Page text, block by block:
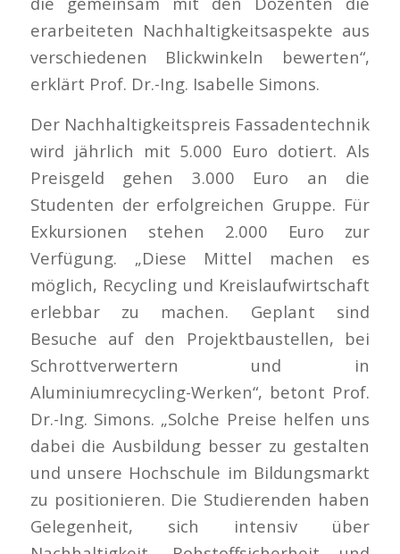
erarbeiteten Nachhaltigkeitsaspekte aus
verschiedenen Blickwinkeln bewerten“,
erklärt Prof. Dr.-Ing. Isabelle Simons.
Der Nachhaltigkeitspreis Fassadentechnik
wird jährlich mit 5.000 Euro dotiert. Als
Preisgeld gehen 3.000 Euro an die
Studenten der erfolgreichen Gruppe. Für
Exkursionen stehen 2.000 Euro zur
Verfügung. „Diese Mittel machen es
möglich, Recycling und Kreislaufwirtschaft
erlebbar zu machen. Geplant sind
Besuche auf den Projektbaustellen, bei
Schrottverwertern und in
Aluminiumrecycling-Werken“, betont Prof.
Dr.-Ing. Simons. „Solche Preise helfen uns
dabei die Ausbildung besser zu gestalten
und unsere Hochschule im Bildungsmarkt
zu positionieren. Die Studierenden haben
Gelegenheit, sich intensiv über